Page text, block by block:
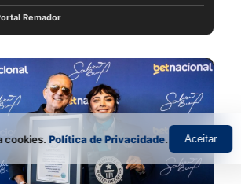
Remador
cookies.Política de Privacidade. Aceitar